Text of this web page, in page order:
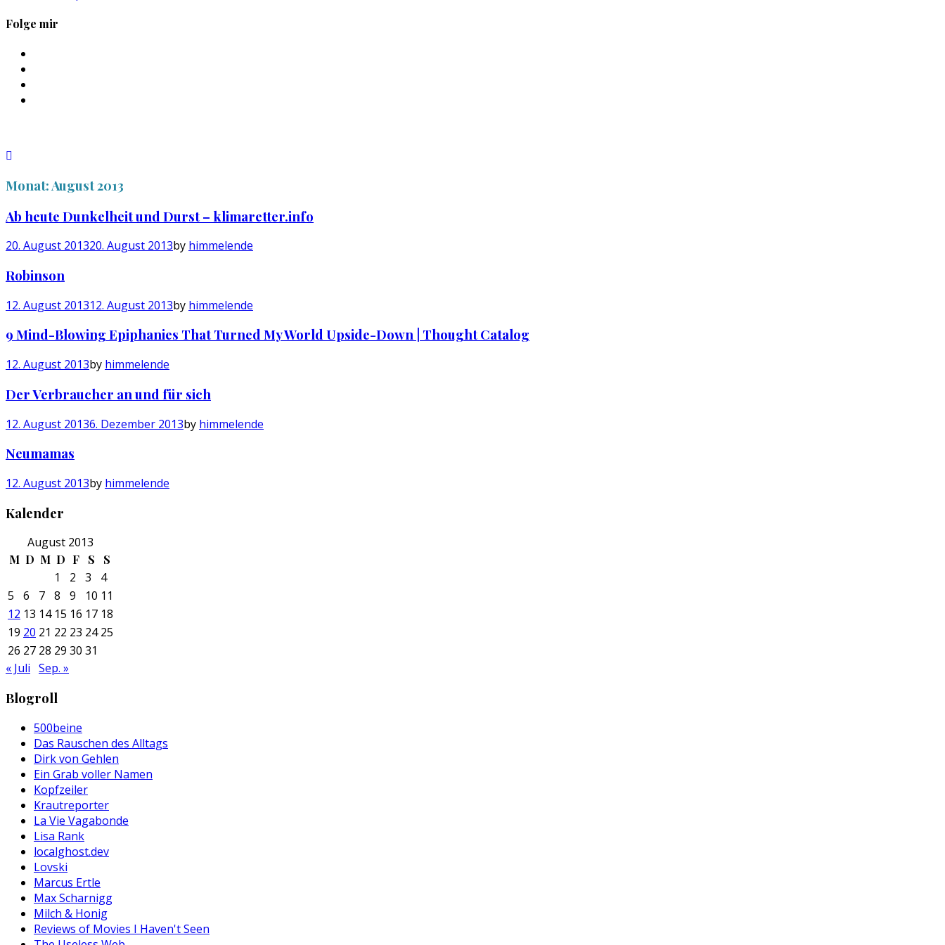
Folge mir
Monat: August 2013
Ab heute Dunkelheit und Durst – klimaretter.info
20. August 201320. August 2013by himmelende
Robinson
12. August 201312. August 2013by himmelende
9 Mind-Blowing Epiphanies That Turned My World Upside-Down | Thought Catalog
12. August 2013by himmelende
Der Verbraucher an und für sich
12. August 20136. Dezember 2013by himmelende
Neumamas
12. August 2013by himmelende
Kalender
August 2013
M D M D F S S
1 2 3
4
5
6 7 8 9 10 11
12 13 14 15 16 17 18
19 20 21 22 23 24 25
26 27 28 29 30 31
« Juli Sep. »
Blogroll
500beine
Das Rauschen des Alltags
Dirk von Gehlen
Ein Grab voller Namen
Kopfzeiler
Krautreporter
La Vie Vagabonde
Lisa Rank
localghost.dev
Lovski
Marcus Ertle
Max Scharnigg
Milch & Honig
Reviews of Movies I Haven't Seen